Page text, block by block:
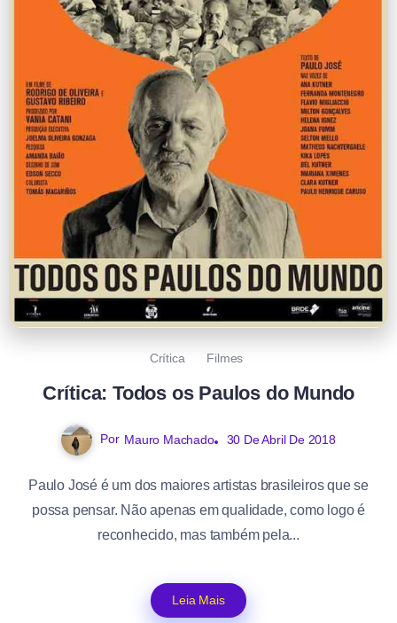
Crítica Filmes
Crítica: Todos os Paulos do Mundo
Por Mauro Machado 30 De Abril De 2018
Paulo José é um dos maiores artistas brasileiros que se
possa pensar. Não apenas em qualidade, como logo é
reconhecido, mas também pela...
Leia Mais